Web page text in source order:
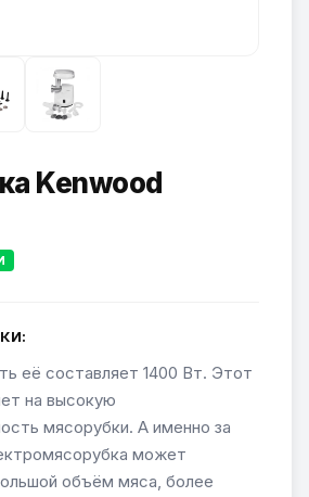
Kenwood
её составляет 1400 Вт. Этот
на высокую
мясорубки. А именно за
может
объём мяса, более